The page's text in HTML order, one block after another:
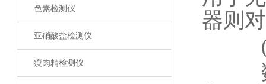
色素检测仪
亚硝酸盐检测仪
瘦肉精检测仪
器则
(
数